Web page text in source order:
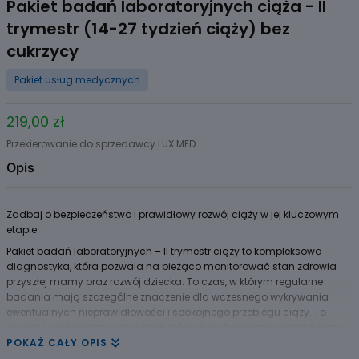
Pakiet badań laboratoryjnych ciąża - II
trymestr (14-27 tydzień ciąży) bez
cukrzycy
Pakiet usług medycznych
219,00 zł
Przekierowanie do sprzedawcy LUX MED
Opis
Zadbaj o bezpieczeństwo i prawidłowy rozwój ciąży w jej kluczowym
etapie.
Pakiet badań laboratoryjnych – II trymestr ciąży to kompleksowa
diagnostyka, która pozwala na bieżąco monitorować stan zdrowia
przyszłej mamy oraz rozwój dziecka. To czas, w którym regularne
badania mają szczególne znaczenie dla wczesnego wykrywania
ewentualnych nieprawidłowości i spokojnego przebiegu ciąży. To
kolejne etapy ciąży – kompleksowo, w jednym miejscu i bez zbędnego
POKAŻ CAŁY OPIS